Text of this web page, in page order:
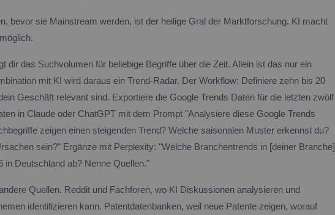
bevor sie Mainstream werden, ist der heilige Gral der Marktforschung. KI macht
dir das Suchvolumen für beliebige Begriffe über die Zeit. Allein ist das nur ein
mit KI wird daraus ein Trend-Radar. Der Workflow: Definiere zehn bis 20
Geschäft relevant sind. Exportiere die Google Trends Daten für die letzten zwölf
in Claude oder ChatGPT mit dem Prompt "Analysiere diese Google Trends
zeigen einen steigenden Trend? Welche saisonalen Muster erkennst du?
sein?" Ergänze mit Perplexity: "Welche Branchentrends in [deiner Branche]
in Deutschland ab? Nenne Quellen."
Quellen. Reddit und Fachforen, wo KI Diskussionen analysieren und
identifizieren kann. Patentdatenbanken, weil neue Patente zeigen, worauf